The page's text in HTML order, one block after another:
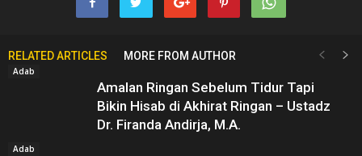
RELATED ARTICLES MORE FROM AUTHOR
Adab
Amalan Ringan Sebelum Tidur Tapi
Bikin Hisab di Akhirat Ringan – Ustadz
Dr. Firanda Andirja, M.A.
Adab